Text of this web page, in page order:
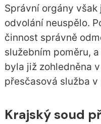
Správní orgány však
odvolání neuspělo.
činnost správně
služebním poměru,
byla již zohledněna
přesčasová služba
Krajský soud